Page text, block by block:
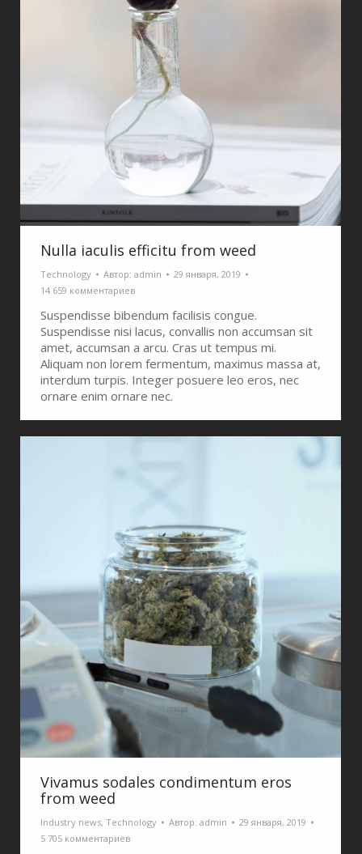
Nulla iaculis efficitu from weed
Technology Автор: admin
29 января, 2019
14 659 комментариев
Suspendisse bibendum facilisis congue.
Suspendisse nisi lacus, convallis non accumsan sit
amet, accumsan a arcu. Cras ut tempus mi.
Aliquam non lorem fermentum, maximus massa at,
interdum turpis. Integer posuere leo eros, nec
ornare enim ornare nec.
Vivamus sodales condimentum eros
from weed
Industry news, Technology Автор: admin
29 января, 2019
5 705 комментариев